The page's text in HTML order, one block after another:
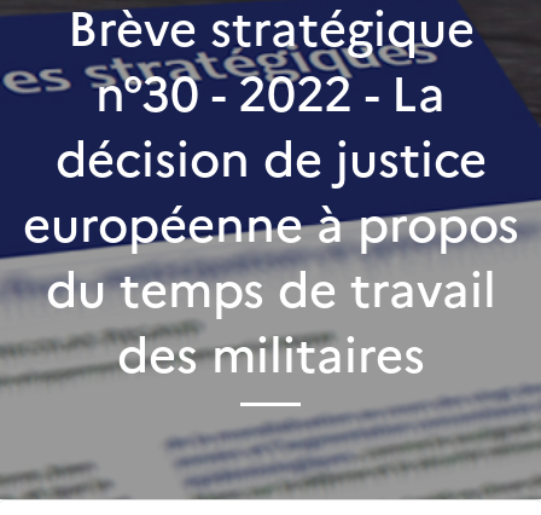
Brève stratégique
n°30 - 2022 - La
décision de justice
européenne à propos
du temps de travail
des militaires